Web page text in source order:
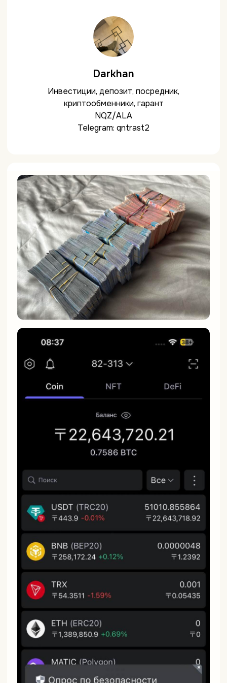
Darkhan
Инвестиции, депозит, посредник,
криптообменники, гарант
NQZ/ALA
Telegram: qntrast2